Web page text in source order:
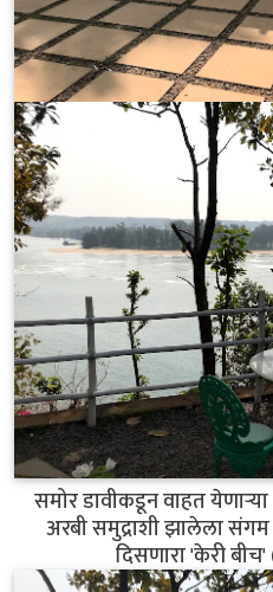
समोर डावीकडून वाहत
अरबी समुद्राशी झालेला
दिसणारा 'केरी